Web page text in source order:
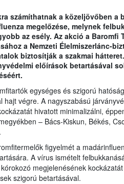
számíthatnak a közeljövőben a
megelőzése, melynek
az esély. Az akció a Baromfi
a Nemzeti Élelmiszerlánc-
biztosítják a szakmai
előírások betartásával
egységes és szigorú
végre. A nagyszabású
hivatott minimalizálni,
– Bács-Kiskun, Békés,
figyelmét a
A vírus ismételt
megjelenésének
szigorú betartásával.